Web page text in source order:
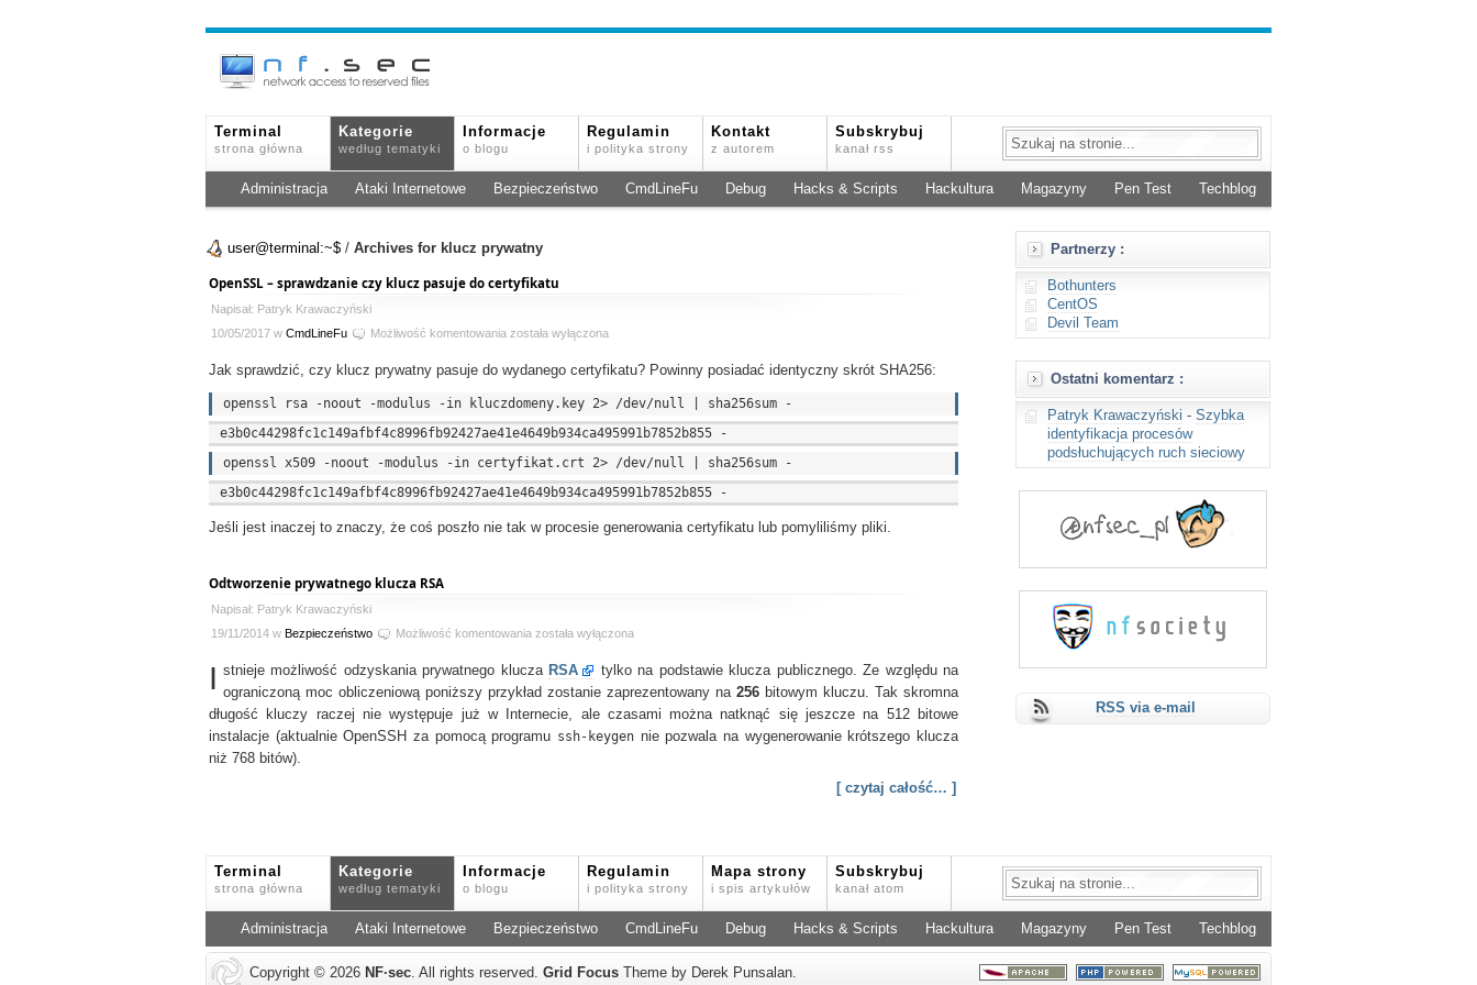
Terminal
strona główna
Kategorie
według tematyki
Informacje
o blogu
Regulamin
i polityka strony
Kontakt
z autorem
Subskrybuj
kanał rss
Administracja Ataki Internetowe Bezpieczeństwo CmdLineFu Debug Hacks & Scripts Hackultura Magazyny Pen Test Techblog
user@terminal:~$ / Archives for klucz prywatny
OpenSSL – sprawdzanie czy klucz pasuje do certyfikatu
Napisał: Patryk Krawaczyński
10/05/2017 w CmdLineFu Możliwość komentowania OpenSSL
sprawdzanie
klucz
pasuje
do
certyfikatu
została wyłączona
Jak sprawdzić, czy klucz prywatny pasuje do wydanego certyfikatu? Powinny posiadać identyczny skrót SHA256:
Jeśli jest inaczej to znaczy, że coś poszło nie tak w procesie generowania certyfikatu lub pomyliliśmy pliki.
Odtworzenie prywatnego klucza RSA
Napisał: Patryk Krawaczyński
19/11/2014 w Bezpieczeństwo Możliwość komentowania Odtworzenie
klucza
RSA
została wyłączona
I stnieje możliwość odzyskania prywatnego klucza RSA
tylko na podstawie klucza publicznego. Ze względu na
ograniczoną moc obliczeniową poniższy przykład zostanie zaprezentowany na 256 bitowym kluczu. Tak skromna
długość kluczy raczej nie występuje już w Internecie, ale czasami można natknąć się jeszcze na 512 bitowe
instalacje (aktualnie OpenSSH za pomocą programu ssh-keygen nie pozwala na wygenerowanie krótszego klucza
niż 768 bitów).
[ czytaj całość… ]
Partnerzy :
Bothunters
CentOS
Devil Team
Ostatni komentarz :
Patryk Krawaczyński - Szybka
identyfikacja procesów
podsłuchujących ruch sieciowy
RSS via e-mail
Terminal
strona główna
Kategorie
według tematyki
Informacje
o blogu
Regulamin
i polityka strony
Mapa strony
i spis artykułów
Subskrybuj
kanał atom
Administracja Ataki Internetowe Bezpieczeństwo CmdLineFu Debug Hacks & Scripts Hackultura Magazyny Pen Test Techblog
Copyright © 2026 NF·sec. All rights reserved. Grid Focus Theme by Derek Punsalan.